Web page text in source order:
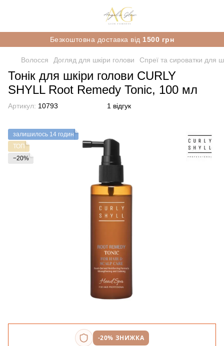
Безкоштовна доставка від 1500 грн
Волосся Догляд для шкіри голови Спреї та сироватки для
Тонік для шкіри голови CURLY
SHYLL Root Remedy Tonic, 100 мл
Артикул: 10793 1 відгук
залишилось 14 годин
ТОП
−20%
-20% ЗНИЖКА